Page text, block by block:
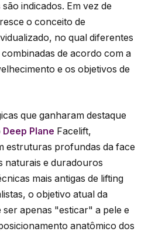
são indicados. Em vez de
o conceito de
no qual diferentes
de acordo com a
e os objetivos de
que ganharam destaque
Deep Plane Facelift,
estruturas profundas da face
naturais e duradouros
mais antigas de lifting
o objetivo atual da
apenas "esticar" a pele e
anatômico dos